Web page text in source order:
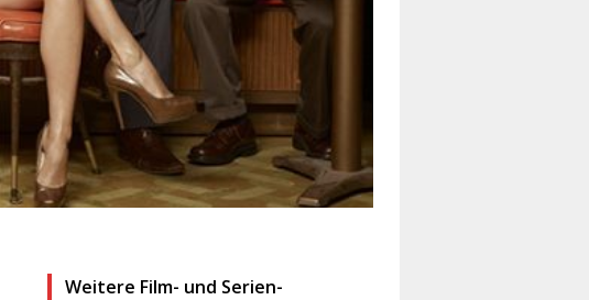
Weitere Film- und Serien-